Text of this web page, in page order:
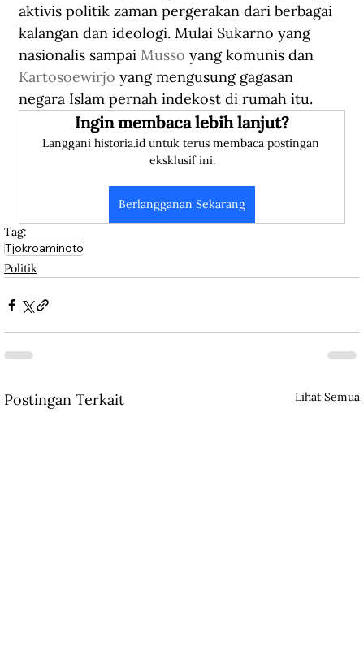
aktivis politik zaman pergerakan dari berbagai
kalangan dan ideologi. Mulai Sukarno yang
nasionalis sampai Musso yang komunis dan
Kartosoewirjo yang mengusung gagasan
negara Islam pernah indekost di rumah itu.
Ingin membaca lebih lanjut?
Langgani historia.id untuk terus membaca postingan
eksklusif ini.
Berlangganan Sekarang
Tag:
Tjokroaminoto
Politik
Postingan Terkait Lihat Semua